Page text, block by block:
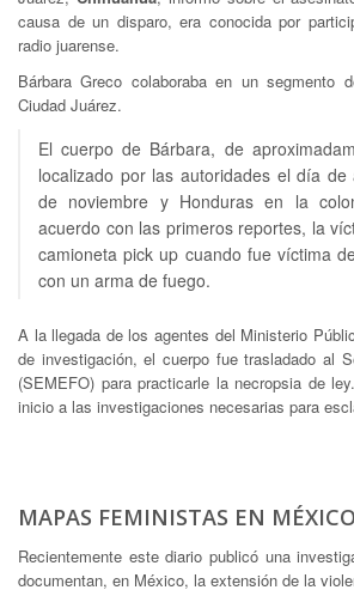
causa de un disparo, era conocida por
radio juarense.
Bárbara Greco colaboraba en un segmento
Ciudad Juárez.
El cuerpo de Bárbara, de
localizado por las autoridades el día
de noviembre y Honduras en la
acuerdo con las primeros reportes, la
camioneta pick up cuando fue víctima
con un arma de fuego.
A la llegada de los agentes del Ministerio
de investigación, el cuerpo fue trasladado al
(SEMEFO) para practicarle la necropsia de
inicio a las investigaciones necesarias para
MAPAS FEMINISTAS EN MÉXICO
Recientemente este diario publicó una
documentan, en México, la extensión de la